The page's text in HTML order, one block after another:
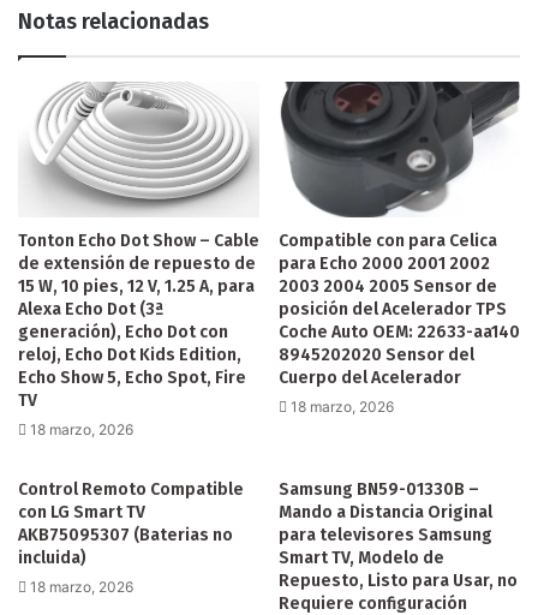
Notas relacionadas
Tonton Echo Dot Show – Cable
de extensión de repuesto de
15 W, 10 pies, 12 V, 1.25 A, para
Alexa Echo Dot (3ª
generación), Echo Dot con
reloj, Echo Dot Kids Edition,
Echo Show 5, Echo Spot, Fire
TV
18 marzo, 2026
Compatible con para Celica
para Echo 2000 2001 2002
2003 2004 2005 Sensor de
posición del Acelerador TPS
Coche Auto OEM: 22633-aa140
8945202020 Sensor del
Cuerpo del Acelerador
18 marzo, 2026
Control Remoto Compatible
con LG Smart TV
AKB75095307 (Baterias no
incluida)
18 marzo, 2026
Samsung BN59-01330B –
Mando a Distancia Original
para televisores Samsung
Smart TV, Modelo de
Repuesto, Listo para Usar, no
Requiere configuración